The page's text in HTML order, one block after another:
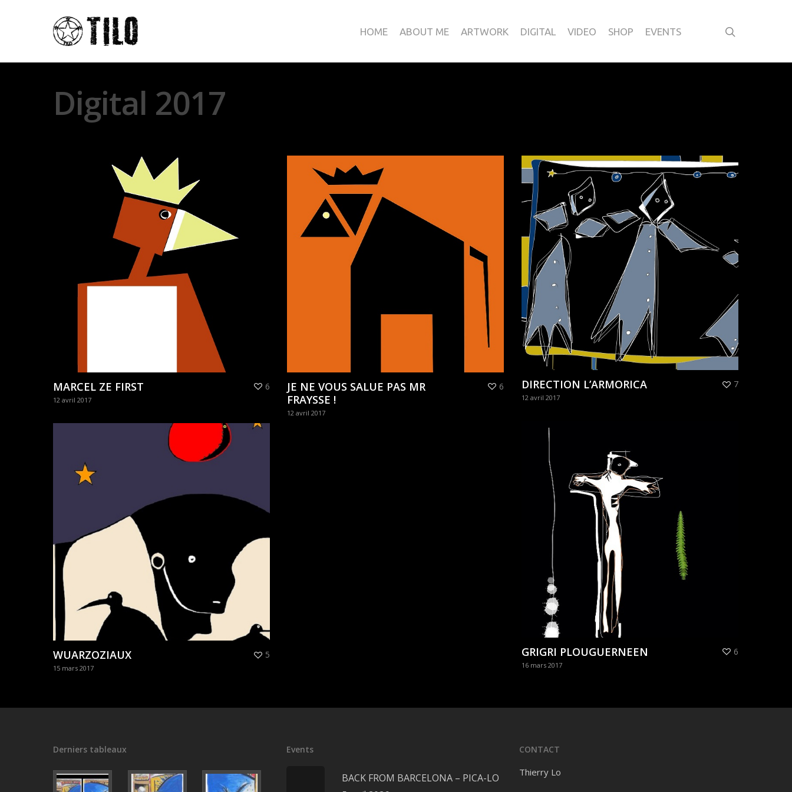
HOME ABOUT ME ARTWORK DIGITAL VIDEO SHOP EVENTS
Digital 2017
MARCEL ZE FIRST
12 avril 2017
6
JE NE VOUS SALUE PAS MR
FRAYSSE !
12 avril 2017
6 DIRECTION L’ARMORICA
12 avril 2017
7
GRIGRI PLOUGUERNEEN
16 mars 2017
6
WUARZOZIAUX
15 mars 2017
5
Derniers tableaux Events
BACK FROM BARCELONA – PICA-LO
CONTACT
Thierry Lo